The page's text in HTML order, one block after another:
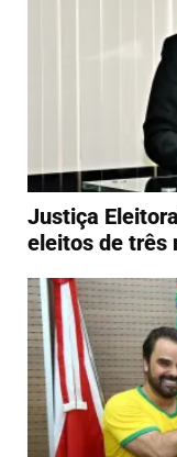
Justiça
eleitos de três